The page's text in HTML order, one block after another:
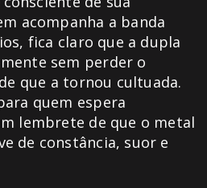
acompanha a banda
fica claro que a dupla
sem perder o
que a tornou cultuada.
quem espera
lembrete de que o metal
de constância, suor e